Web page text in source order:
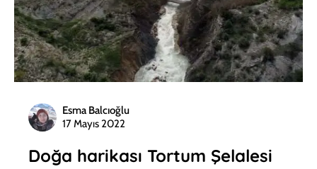
Esma Balcıoğlu
17 Mayıs 2022
Doğa harikası Tortum Şelalesi